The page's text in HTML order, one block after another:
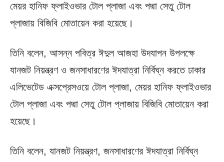
মেয়র হানিফ ফ্লাইওভার টোল প্লাজা এবং পদ্মা সেতু টোল
প্লাজায় বিজিবি মোতায়েন করা হয়েছে।
তিনি বলেন, আসন্ন পবিত্র ঈদুল আজহা উদযাপন উপলক্ষে
যানজট নিয়ন্ত্রণ ও জনসাধারণের ঈদযাত্রা নির্বিঘ্ন করতে ঢাকার
এলিভেটেড এক্সপ্রেসওয়ে টোল প্লাজা, মেয়র হানিফ ফ্লাইওভার
টোল প্লাজা এবং পদ্মা সেতু টোল প্লাজায় বিজিবি মোতায়েন করা
হয়েছে।
তিনি বলেন, যানজট নিয়ন্ত্রণ, জনসাধারণের ঈদযাত্রা নির্বিঘ্ন